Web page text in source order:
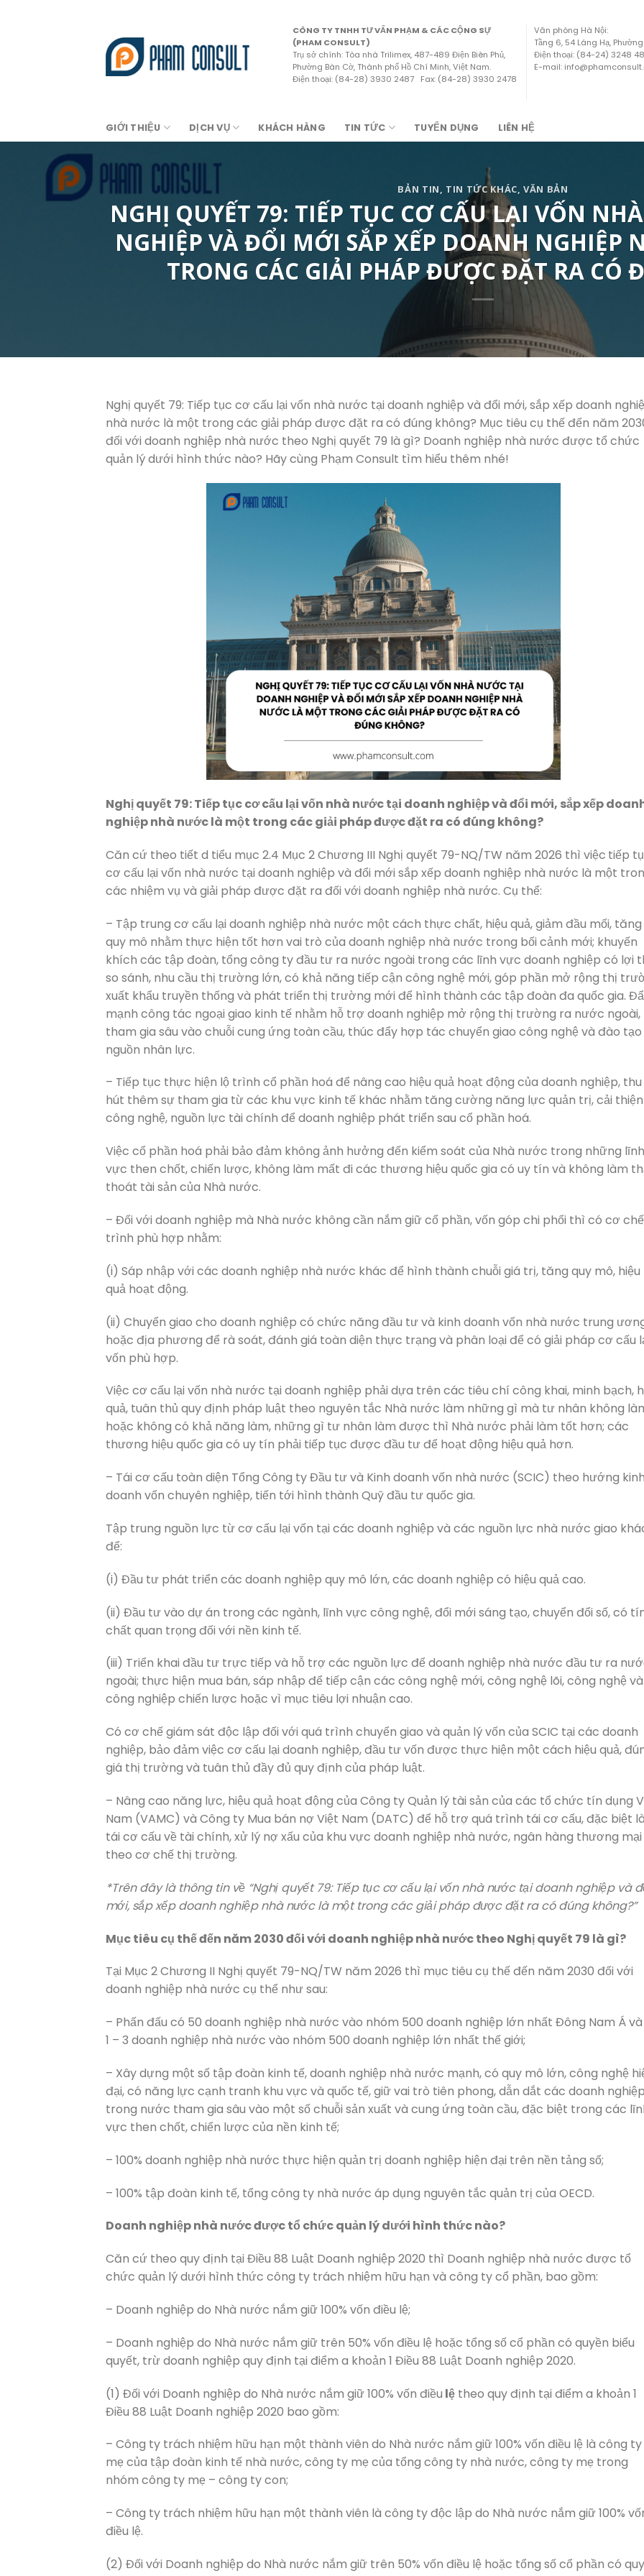
CÔNG TY TNHH TƯ VẤN PHẠM & CÁC CỘNG SỰ
(PHAM CONSULT)
Trụ sở chính: Tòa nhà Trilimex, 487-489 Điện Biên Phủ,
Phường Bàn Cờ, Thành phố Hồ Chí Minh, Việt Nam.
Điện thoại: (84-28) 3930 2487 Fax: (84-28) 3930 2478
Văn phòng Hà Nội:
Tầng 6, 54 Láng Hạ,
Điện thoại: (84-24) 3248
E-mail:
GIỚI THIỆU DỊCH VỤ KHÁCH HÀNG TIN TỨC TUYỂN DỤNG LIÊN HỆ
BẢN TIN, TIN TỨC KHÁC,VĂN BẢN
NGHỊ QUYẾT 79: TIẾP TỤC CƠ CẤU LẠI VỐN
NGHIỆP VÀ ĐỔI MỚI SẮP XẾP DOANH NGHIỆP
TRONG CÁC GIẢI PHÁP ĐƯỢC ĐẶT RA CÓ
Nghị quyết 79: Tiếp tục cơ cấu lại vốn nhà nước tại doanh nghiệp và đổi mới, sắp xếp doanh
nhà nước là một trong các giải pháp được đặt ra có đúng không? Mục tiêu cụ thế đến năm
đối với doanh nghiệp nhà nước theo Nghị quyết 79 là gì? Doanh nghiệp nhà nước được tổ chức
quản lý dưới hình thức nào? Hãy cùng Phạm Consult tìm hiểu thêm nhé!
Nghị quyết 79: Tiếp tục cơ cấu lại vốn nhà nước tại doanh nghiệp và đổi mới, sắp xếp
nghiệp nhà nước là một trong các giải pháp được đặt ra có đúng không?
Căn cứ theo tiết d tiểu mục 2.4 Mục 2 Chương III Nghị quyết 79-NQ/TW năm 2026 thì việc tiếp
cơ cấu lại vốn nhà nước tại doanh nghiệp và đổi mới sắp xếp doanh nghiệp nhà nước là một
các nhiệm vụ và giải pháp được đặt ra đối với doanh nghiệp nhà nước. Cụ thể:
– Tập trung cơ cấu lại doanh nghiệp nhà nước một cách thực chất, hiệu quả, giảm đầu mối, tăng
quy mô nhằm thực hiện tốt hơn vai trò của doanh nghiệp nhà nước trong bối cảnh mới; khuyến
khích các tập đoàn, tổng công ty đầu tư ra nước ngoài trong các lĩnh vực doanh nghiệp có lợi
so sánh, nhu cầu thị trường lớn, có khả năng tiếp cận công nghệ mới, góp phần mở rộng thị
xuất khẩu truyền thống và phát triển thị trường mới để hình thành các tập đoàn đa quốc gia.
mạnh công tác ngoại giao kinh tế nhằm hỗ trợ doanh nghiệp mở rộng thị trường ra nước ngoài,
tham gia sâu vào chuỗi cung ứng toàn cầu, thúc đẩy hợp tác chuyển giao công nghệ và đào tạo
nguồn nhân lực.
– Tiếp tục thực hiện lộ trình cổ phần hoá để nâng cao hiệu quả hoạt động của doanh nghiệp, thu
hút thêm sự tham gia từ các khu vực kinh tế khác nhằm tăng cường năng lực quản trị, cải thiện
công nghệ, nguồn lực tài chính để doanh nghiệp phát triển sau cổ phần hoá.
Việc cổ phần hoá phải bảo đảm không ảnh hưởng đến kiểm soát của Nhà nước trong những lĩnh
vực then chốt, chiến lược, không làm mất đi các thương hiệu quốc gia có uy tín và không làm
thoát tài sản của Nhà nước.
– Đối với doanh nghiệp mà Nhà nước không cần nắm giữ cổ phần, vốn góp chi phối thì có cơ
trình phù hợp nhằm:
(i) Sáp nhập với các doanh nghiệp nhà nước khác để hình thành chuỗi giá trị, tăng quy mô, hiệu
quả hoạt động.
(ii) Chuyển giao cho doanh nghiệp có chức năng đầu tư và kinh doanh vốn nhà nước trung
hoặc địa phương để rà soát, đánh giá toàn diện thực trạng và phân loại để có giải pháp cơ cấu
vốn phù hợp.
Việc cơ cấu lại vốn nhà nước tại doanh nghiệp phải dựa trên các tiêu chí công khai, minh bạch,
quả, tuân thủ quy định pháp luật theo nguyên tắc Nhà nước làm những gì mà tư nhân không
hoặc không có khả năng làm, những gì tư nhân làm được thì Nhà nước phải làm tốt hơn; các
thương hiệu quốc gia có uy tín phải tiếp tục được đầu tư để hoạt động hiệu quả hơn.
– Tái cơ cấu toàn diện Tổng Công ty Đầu tư và Kinh doanh vốn nhà nước (SCIC) theo hướng kinh
doanh vốn chuyên nghiệp, tiến tới hình thành Quỹ đầu tư quốc gia.
Tập trung nguồn lực từ cơ cấu lại vốn tại các doanh nghiệp và các nguồn lực nhà nước giao
để:
(i) Đầu tư phát triển các doanh nghiệp quy mô lớn, các doanh nghiệp có hiệu quả cao.
(ii) Đầu tư vào dự án trong các ngành, lĩnh vực công nghệ, đổi mới sáng tạo, chuyển đổi số, có
chất quan trọng đối với nền kinh tế.
(iii) Triển khai đầu tư trực tiếp và hỗ trợ các nguồn lực để doanh nghiệp nhà nước đầu tư ra
ngoài; thực hiện mua bán, sáp nhập để tiếp cận các công nghệ mới, công nghệ lõi, công nghệ và
công nghiệp chiến lược hoặc vì mục tiêu lợi nhuận cao.
Có cơ chế giám sát độc lập đối với quá trình chuyển giao và quản lý vốn của SCIC tại các doanh
nghiệp, bảo đảm việc cơ cấu lại doanh nghiệp, đầu tư vốn được thực hiện một cách hiệu quả,
giá thị trường và tuân thủ đầy đủ quy định của pháp luật.
– Nâng cao năng lực, hiệu quả hoạt động của Công ty Quản lý tài sản của các tổ chức tín dụng
Nam (VAMC) và Công ty Mua bán nợ Việt Nam (DATC) để hỗ trợ quá trình tái cơ cấu, đặc biệt là
tái cơ cấu về tài chính, xử lý nợ xấu của khu vực doanh nghiệp nhà nước, ngân hàng thương mại
theo cơ chế thị trường.
*Trên đây là thông tin về “Nghị quyết 79: Tiếp tục cơ cấu lại vốn nhà nước tại doanh nghiệp và
mới, sắp xếp doanh nghiệp nhà nước là một trong các giải pháp được đặt ra có đúng không?”
Mục tiêu cụ thế đến năm 2030 đối với doanh nghiệp nhà nước theo Nghị quyết 79 là gì?
Tại Mục 2 Chương II Nghị quyết 79-NQ/TW năm 2026 thì mục tiêu cụ thế đến năm 2030 đối với
doanh nghiệp nhà nước cụ thể như sau:
– Phấn đấu có 50 doanh nghiệp nhà nước vào nhóm 500 doanh nghiệp lớn nhất Đông Nam Á
1 – 3 doanh nghiệp nhà nước vào nhóm 500 doanh nghiệp lớn nhất thế giới;
– Xây dựng một số tập đoàn kinh tế, doanh nghiệp nhà nước mạnh, có quy mô lớn, công nghệ
đại, có năng lực cạnh tranh khu vực và quốc tế, giữ vai trò tiên phong, dẫn dắt các doanh nghiệp
trong nước tham gia sâu vào một số chuỗi sản xuất và cung ứng toàn cầu, đặc biệt trong các
vực then chốt, chiến lược của nền kinh tế;
– 100% doanh nghiệp nhà nước thực hiện quản trị doanh nghiệp hiện đại trên nền tảng số;
– 100% tập đoàn kinh tế, tổng công ty nhà nước áp dụng nguyên tắc quản trị của OECD.
Doanh nghiệp nhà nước được tổ chức quản lý dưới hình thức nào?
Căn cứ theo quy định tại Điều 88 Luật Doanh nghiệp 2020 thì Doanh nghiệp nhà nước được tổ
chức quản lý dưới hình thức công ty trách nhiệm hữu hạn và công ty cổ phần, bao gồm:
– Doanh nghiệp do Nhà nước nắm giữ 100% vốn điều lệ;
– Doanh nghiệp do Nhà nước nắm giữ trên 50% vốn điều lệ hoặc tổng số cổ phần có quyền biểu
quyết, trừ doanh nghiệp quy định tại điểm a khoản 1 Điều 88 Luật Doanh nghiệp 2020.
(1) Đối với Doanh nghiệp do Nhà nước nắm giữ 100% vốn điều lệ theo quy định tại điểm a khoản 1
Điều 88 Luật Doanh nghiệp 2020 bao gồm:
– Công ty trách nhiệm hữu hạn một thành viên do Nhà nước nắm giữ 100% vốn điều lệ là công ty
mẹ của tập đoàn kinh tế nhà nước, công ty mẹ của tổng công ty nhà nước, công ty mẹ trong
nhóm công ty mẹ – công ty con;
– Công ty trách nhiệm hữu hạn một thành viên là công ty độc lập do Nhà nước nắm giữ 100%
điều lệ.
(2) Đối với Doanh nghiệp do Nhà nước nắm giữ trên 50% vốn điều lệ hoặc tổng số cổ phần có